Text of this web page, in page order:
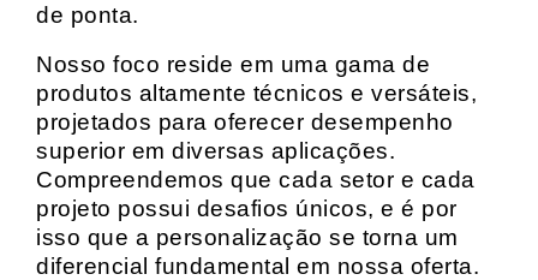
de ponta.
Nosso foco reside em uma gama de
produtos altamente técnicos e versáteis,
projetados para oferecer desempenho
superior em diversas aplicações.
Compreendemos que cada setor e cada
projeto possui desafios únicos, e é por
isso que a personalização se torna um
diferencial fundamental em nossa oferta.